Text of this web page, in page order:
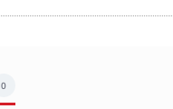
0